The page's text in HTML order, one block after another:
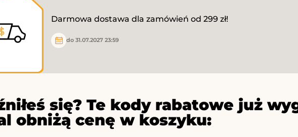
Darmowa dostawa dla zamówień od 299 zł!
do 31.07.2027 23:59
się? Te kody rabatowe już
obniżą cenę w koszyku: